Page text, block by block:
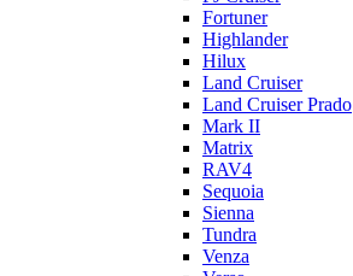
Fortuner
Highlander
Hilux
Land Cruiser
Land Cruiser Prado
Mark II
Matrix
RAV4
Sequoia
Sienna
Tundra
Venza